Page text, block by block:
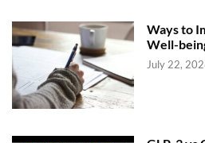
Ways to
Well-
July 22,